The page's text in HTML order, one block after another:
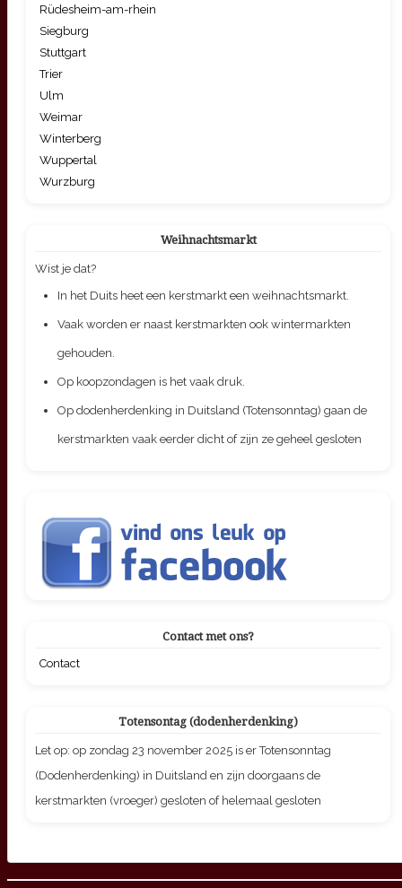
Rüdesheim-am-rhein
Siegburg
Stuttgart
Trier
Ulm
Weimar
Winterberg
Wuppertal
Wurzburg
Weihnachtsmarkt
Wist je dat?
In het Duits heet een kerstmarkt een weihnachtsmarkt.
Vaak worden er naast kerstmarkten ook wintermarkten
gehouden.
Op koopzondagen is het vaak druk.
Op dodenherdenking in Duitsland (Totensonntag) gaan de
kerstmarkten vaak eerder dicht of zijn ze geheel gesloten
Contact met ons?
Contact
Totensontag (dodenherdenking)
Let op: op zondag 23 november 2025 is er Totensonntag
(Dodenherdenking) in Duitsland en zijn doorgaans de
kerstmarkten (vroeger) gesloten of helemaal gesloten